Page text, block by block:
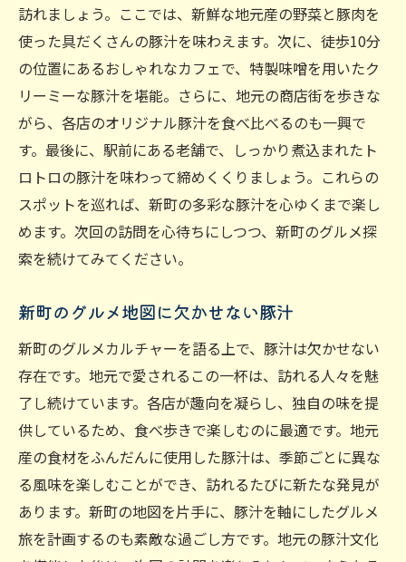
訪れましょう。ここでは、新鮮な地元産の野菜と豚肉を
使った具だくさんの豚汁を味わえます。次に、徒歩10分
の位置にあるおしゃれなカフェで、特製味噌を用いたク
リーミーな豚汁を堪能。さらに、地元の商店街を歩きな
がら、各店のオリジナル豚汁を食べ比べるのも一興で
す。最後に、駅前にある老舗で、しっかり煮込まれたト
ロトロの豚汁を味わって締めくくりましょう。これらの
スポットを巡れば、新町の多彩な豚汁を心ゆくまで楽し
めます。次回の訪問を心待ちにしつつ、新町のグルメ探
索を続けてみてください。
新町のグルメ地図に欠かせない豚汁
新町のグルメカルチャーを語る上で、豚汁は欠かせない
存在です。地元で愛されるこの一杯は、訪れる人々を魅
了し続けています。各店が趣向を凝らし、独自の味を提
供しているため、食べ歩きで楽しむのに最適です。地元
産の食材をふんだんに使用した豚汁は、季節ごとに異な
る風味を楽しむことができ、訪れるたびに新たな発見が
あります。新町の地図を片手に、豚汁を軸にしたグルメ
旅を計画するのも素敵な過ごし方です。地元の豚汁文化